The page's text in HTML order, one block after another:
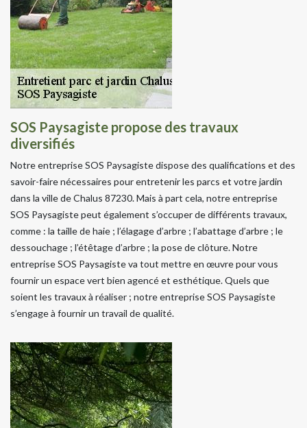
SOS Paysagiste propose des travaux
diversifiés
Notre entreprise SOS Paysagiste dispose des qualifications et des
savoir-faire nécessaires pour entretenir les parcs et votre jardin
dans la ville de Chalus 87230. Mais à part cela, notre entreprise
SOS Paysagiste peut également s’occuper de différents travaux,
comme : la taille de haie ; l’élagage d’arbre ; l’abattage d’arbre ; le
dessouchage ; l’étêtage d’arbre ; la pose de clôture. Notre
entreprise SOS Paysagiste va tout mettre en œuvre pour vous
fournir un espace vert bien agencé et esthétique. Quels que
soient les travaux à réaliser ; notre entreprise SOS Paysagiste
s’engage à fournir un travail de qualité.